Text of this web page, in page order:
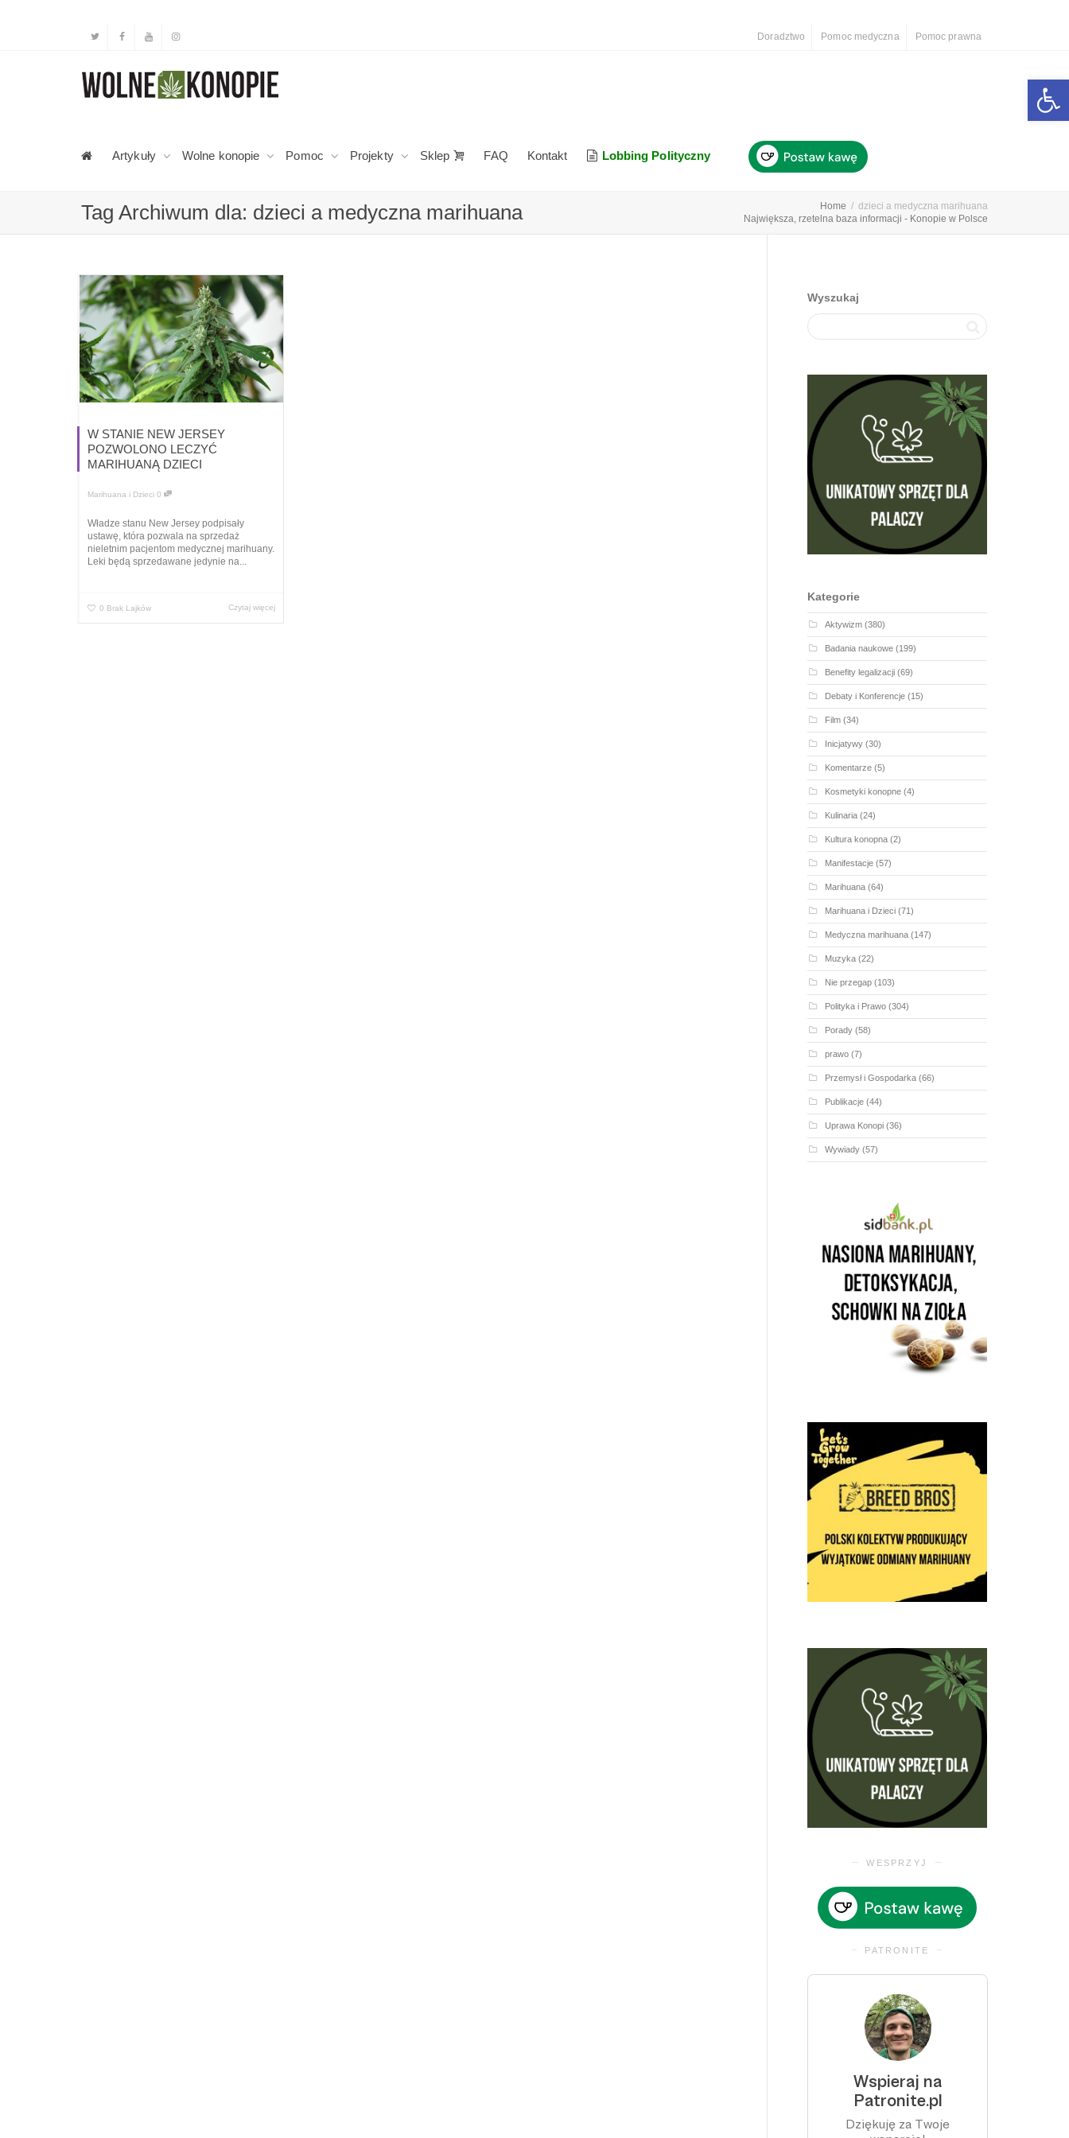
Doradztwo Pomoc medyczna Pomoc prawna
Artykuły Wolne konopie Pomoc Projekty Sklep FAQ Kontakt Lobbing Polityczny
Tag Archiwum dla: dzieci a medyczna marihuana Home
dzieci a medyczna marihuana
Największa, rzetelna baza informacji - Konopie w Polsce
W STANIE NEW JERSEY
POZWOLONO LECZYĆ
MARIHUANĄ DZIECI
Marihuana i Dzieci 0
Władze stanu New Jersey podpisały
ustawę, która pozwala na sprzedaż
nieletnim pacjentom medycznej marihuany.
Leki będą sprzedawane jedynie na...
0 Brak Lajków Czytaj więcej
Wyszukaj
Kategorie
Aktywizm(380)
Badania naukowe(199)
Benefity legalizacji(69)
Debaty i Konferencje(15)
Film(34)
Inicjatywy(30)
Komentarze(5)
Kosmetyki konopne(4)
Kulinaria(24)
Kultura konopna(2)
Manifestacje(57)
Marihuana(64)
Marihuana i Dzieci(71)
Medyczna marihuana(147)
Muzyka(22)
Nie przegap(103)
Polityka i Prawo(304)
Porady(58)
prawo(7)
Przemysł i Gospodarka(66)
Publikacje(44)
Uprawa Konopi(36)
Wywiady(57)
WESPRZYJ
PATRONITE